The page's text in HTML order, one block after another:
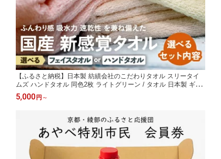
【ふるさと納税】日本製 紡績会社のこだわりタオル スリータイ
ムズ ハンドタオル 同色2枚 ライトグリーン / タオル 日本製 ギフ
ト 綾部市 / 綾部紡績株式会社［BSBT012］
5,000円 ～